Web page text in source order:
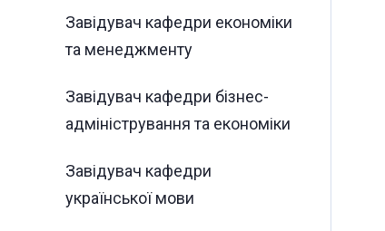
Завідувач кафедри економіки
та менеджменту
Завідувач кафедри бізнес-
адміністрування та економіки
Завідувач кафедри
української мови